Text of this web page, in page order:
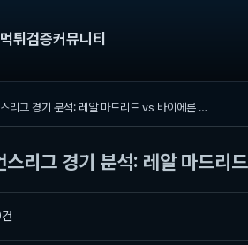
먹튀검증커뮤니티
2026년 04월 08일 UEFA 챔피언스리그 경기 분석: 레알 마드리드 vs 바이에른 뮌헨
그 경기 분석: 레알 마드리